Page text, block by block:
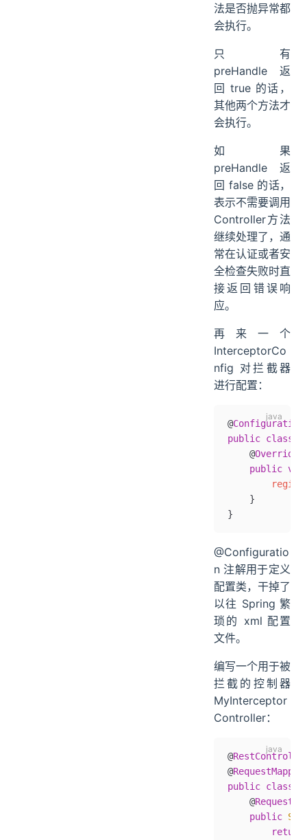
法是否抛异常都
会执行。
只有
preHandle 返
回 true 的话，
其他两个方法才
会执行。
如果
preHandle 返
回 false 的话，
表示不需要调用
Controller方法
继续处理了，通
常在认证或者安
全检查失败时直
接返回错误响
应。
再来一个
InterceptorCo
nfig 对拦截器
进行配置：
@Configuration
public class
    @
Override
    public
    }
}
@Configuratio
n 注解用于定义
配置类，干掉了
以往 Spring 繁
琐的 xml 配置
文件。
编写一个用于被
拦截的控制器
MyInterceptor
Controller：
@
@
public class
    @
    public
        return